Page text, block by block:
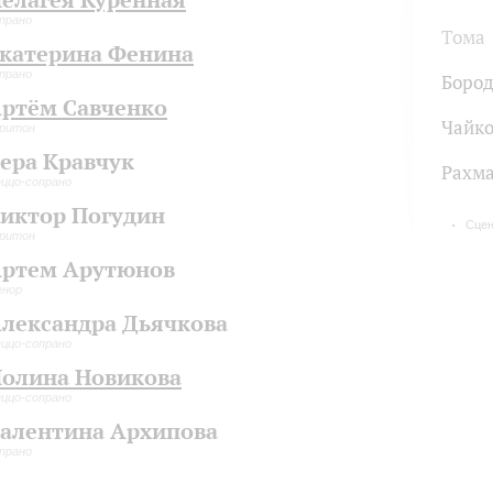
Фенина
Савченко
Кравчук
сопрано
Погудин
Арутюнов
Дьячкова
сопрано
Новикова
сопрано
Архипова
Тома